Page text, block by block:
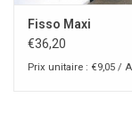
Fisso Maxi
€36,20
Prix unitaire : €9,05 /